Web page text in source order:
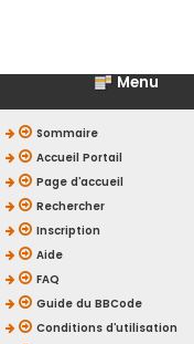
Menu
Sommaire
Accueil Portail
Page d’accueil
Rechercher
Inscription
Aide
FAQ
Guide du BBCode
Conditions d’utilisation